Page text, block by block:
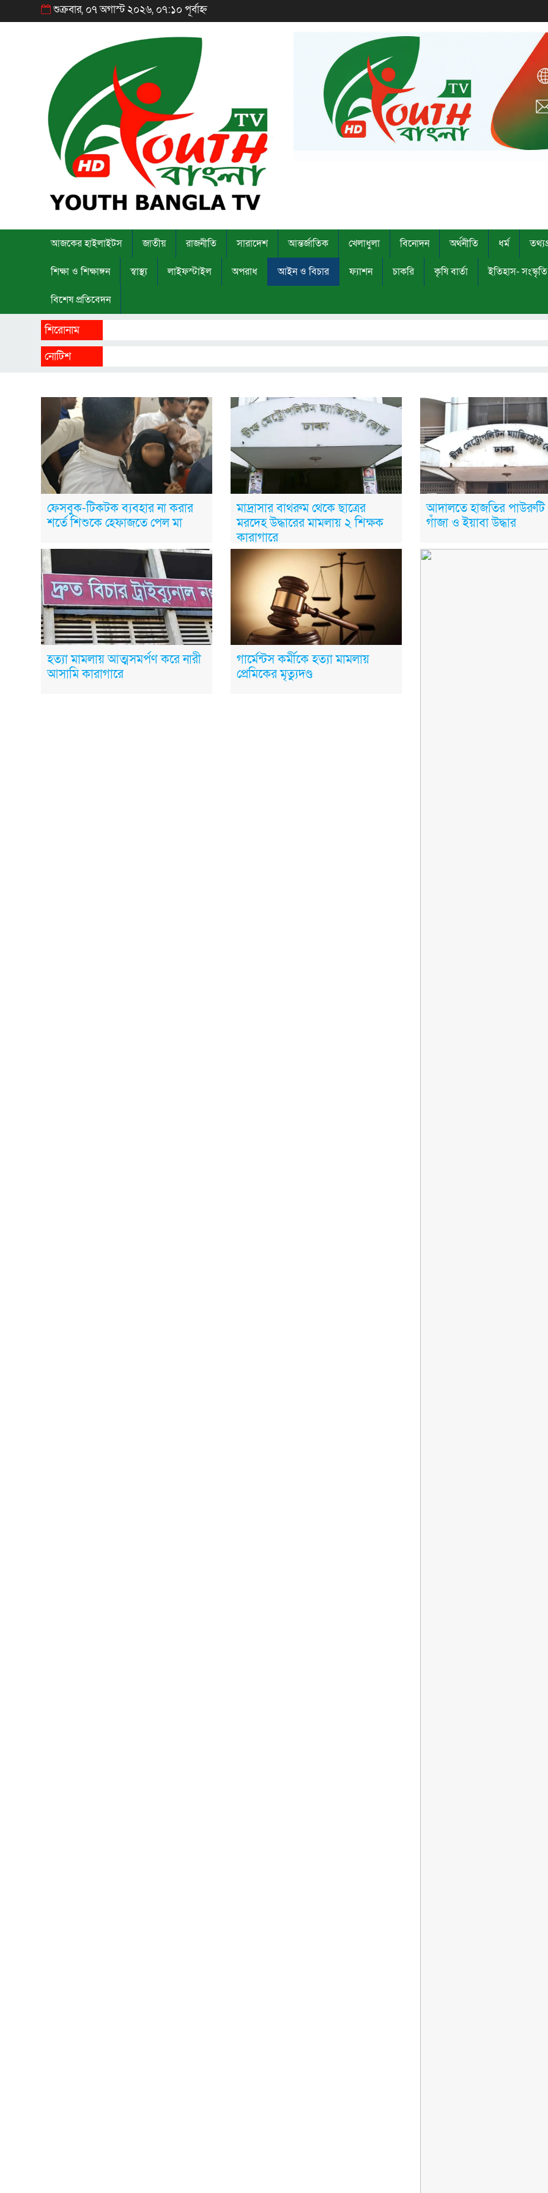
শুক্রবার, ০৭ অগাস্ট ২০২৬, ০৭:১০ পূর্বাহ্ন
আজকের হাইলাইটস জাতীয় রাজনীতি সারাদেশ আন্তর্জাতিক খেলাধুলা বিনোদন অর্থনীতি ধর্ম
শিক্ষা ও শিক্ষাঙ্গন স্বাস্থ্য লাইফস্টাইল অপরাধ আইন ও বিচার ফ্যাশন চাকরি কৃষি বার্তা ইতিহাস-
বিশেষ প্রতিবেদন
শিরোনাম
নোটিশ
ফেসবুক-টিকটক ব্যবহার না করার
শর্তে শিশুকে হেফাজতে পেল মা
মাদ্রাসার বাথরুম থেকে ছাত্রের
মরদেহ উদ্ধারের মামলায় ২ শিক্ষক
কারাগারে
আদালতে হাজতির পাউরুটি
গাঁজা ও ইয়াবা উদ্ধার
হত্যা মামলায় আত্মসমর্পণ করে নারী
আসামি কারাগারে
গার্মেন্টস কর্মীকে হত্যা মামলায়
প্রেমিকের মৃত্যুদণ্ড